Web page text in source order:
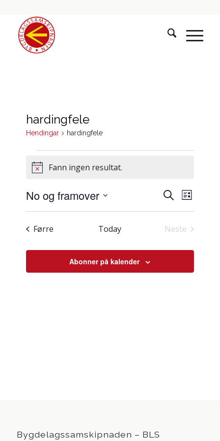
hardingfele
Hendingar hardingfele
Hendingar
NoticeFann ingen resultat.
søk
og
Søk
Liste
No og framover
Førre Today
Neste
Abonner på kalender
Bygdelagssamskipnaden – BLS